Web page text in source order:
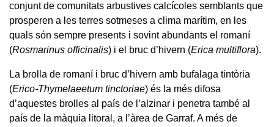
conjunt de comunitats arbustives calcícoles semblants que
prosperen a les terres sotmeses a clima marítim, en les
quals són sempre presents i sovint abundants el romaní
(Rosmarinus officinalis) i el bruc d’hivern (Erica multiflora).
La brolla de romaní i bruc d’hivern amb bufalaga tintòria
(Erico-Thymelaeetum tinctoriae) és la més difosa
d’aquestes brolles al país de l’alzinar i penetra també al
país de la màquia litoral, a l’àrea de Garraf. A més de